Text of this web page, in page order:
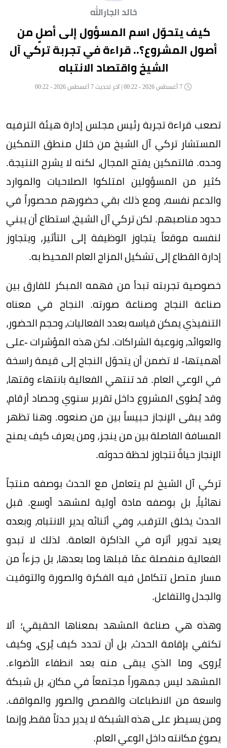
خالد الجارالله
كيف يتحوّل اسم المسؤول إلى أصلٍ من
أصول المشروع؟.. قراءة في تجربة تركي آل
الشيخ واقتصاد الانتباه
تصعب قراءة تجربة رئيس مجلس إدارة هيئة الترفيه
المستشار تركي آل الشيخ من خلال منطق التمكين
وحده. فالتمكين يفتح المجال، لكنه لا يشرح النتيجة.
كثير من المسؤولين امتلكوا الصلاحيات والموارد
والدعم نفسه، ومع ذلك بقي حضورهم محصوراً في
حدود مناصبهم. لكن تركي آل الشيخ، استطاع أن يبني
لنفسه موقعاً يتجاوز الوظيفة إلى التأثير، ويتجاوز
إدارة القطاع إلى تشكيل المزاج العام المحيط به.
خصوصية تجربته تبدأ من فهمه المبكر للفارق بين
صناعة النجاح وصناعة صورته. النجاح في معناه
التنفيذي يمكن قياسه بعدد الفعاليات، وحجم الحضور،
والعوائد، ونوعية الشراكات. لكن هذه المؤشرات -على
أهميتها- لا تضمن أن يتحوّل النجاح إلى قيمة راسخة
في الوعي العام. قد تنتهي الفعالية بانتهاء وقتها،
وقد يُطوى المشروع داخل تقرير سنوي وحصاد أرقام،
وقد يبقى الإنجاز حبيساً بين من صنعوه. وهنا تظهر
المسافة الفاصلة بين من ينجز، ومن يعرف كيف يمنح
الإنجاز حياةً تتجاوز لحظة حدوثه.
تركي آل الشيخ لم يتعامل مع الحدث بوصفه منتجاً
نهائياً، بل بوصفه مادة أولية لمشهد أوسع. قبل
الحدث يخلق الترقب، وفي أثنائه يدير الانتباه، وبعده
يعيد تدوير أثره في الذاكرة العامة. لذلك لا تبدو
الفعالية منفصلة عمّا قبلها وما بعدها، بل جزءاً من
مسار متصل تتكامل فيه الفكرة والصورة والتوقيت
والجدل والتفاعل.
وهذه هي صناعة المشهد بمعناها الحقيقي؛ ألا
تكتفي بإقامة الحدث، بل أن تحدد كيف يُرى، وكيف
يُروى، وما الذي يبقى منه بعد انطفاء الأضواء.
المشهد ليس جمهوراً مجتمعاً في مكان، بل شبكة
واسعة من الانطباعات والقصص والصور والمواقف.
ومن يسيطر على هذه الشبكة لا يدير حدثاً فقط، وإنما
يصوغ مكانته داخل الوعي العام.